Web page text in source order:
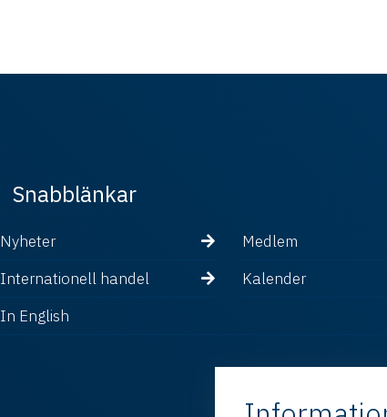
Snabblänkar
Nyheter
Medlem
Internationell handel
Kalender
In English